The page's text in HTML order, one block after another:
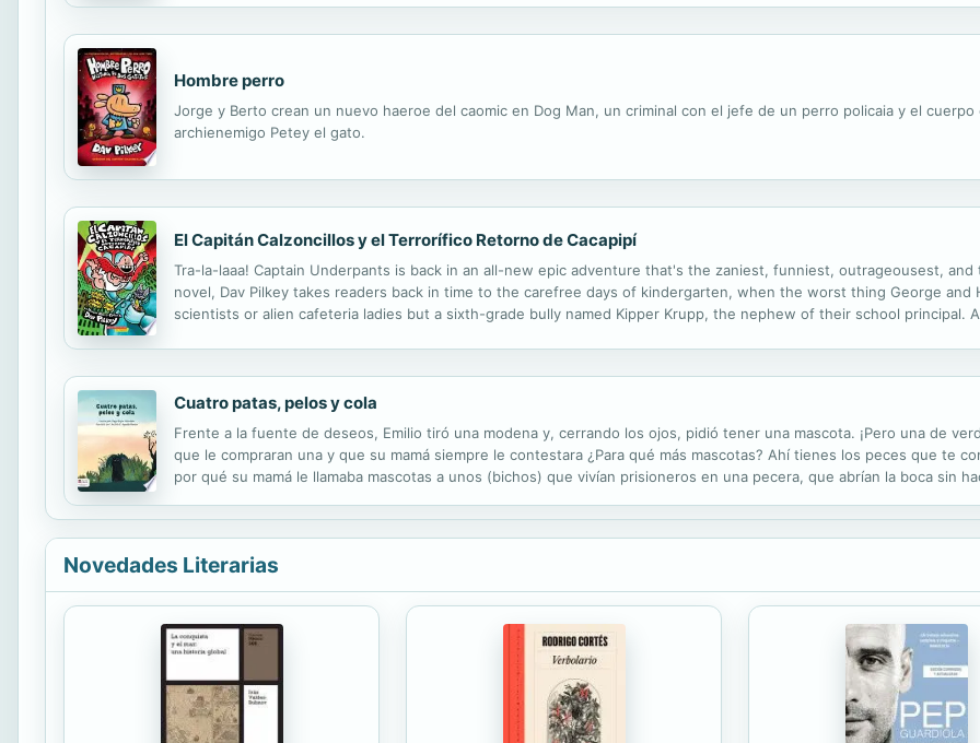
Hombre perro
Jorge y Berto crean un nuevo haeroe del caomic en Dog Man, un criminal con el jefe de un perro policaia y el
archienemigo Petey el gato.
El Capitán Calzoncillos y el Terrorífico Retorno de Cacapipí
Tra-la-laaa! Captain Underpants is back in an all-new epic adventure that's the zaniest, funniest, outrageousest,
novel, Dav Pilkey takes readers back in time to the carefree days of kindergarten, when the worst thing George and
scientists or alien cafeteria ladies but a sixth-grade bully named Kipper Krupp, the nephew of their school principal.
Cuatro patas, pelos y cola
Frente a la fuente de deseos, Emilio tiró una modena y, cerrando los ojos, pidió tener una mascota. ¡Pero una de
que le compraran una y que su mamá siempre le contestara ¿Para qué más mascotas? Ahí tienes los peces que te
por qué su mamá le llamaba mascotas a unos (bichos) que vivían prisioneros en una pecera, que abrían la boca sin
Novedades Literarias